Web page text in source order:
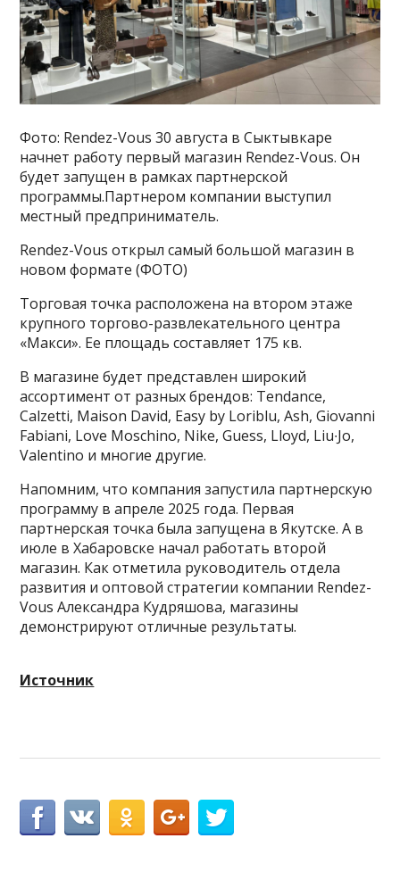
Фото: Rendez-Vous 30 августа в Сыктывкаре
начнет работу первый магазин Rendez-Vous. Он
будет запущен в рамках партнерской
программы.Партнером компании выступил
местный предприниматель.
Rendez-Vous открыл самый большой магазин в
новом формате (ФОТО)
Торговая точка расположена на втором этаже
крупного торгово-развлекательного центра
«Макси». Ее площадь составляет 175 кв.
В магазине будет представлен широкий
ассортимент от разных брендов: Tendance,
Calzetti, Maison David, Easy by Loriblu, Ash, Giovanni
Fabiani, Love Moschino, Nike, Guess, Lloyd, Liu∙Jo,
Valentino и многие другие.
Напомним, что компания запустила партнерскую
программу в апреле 2025 года. Первая
партнерская точка была запущена в Якутске. А в
июле в Хабаровске начал работать второй
магазин. Как отметила руководитель отдела
развития и оптовой стратегии компании Rendez-
Vous Александра Кудряшова, магазины
демонстрируют отличные результаты.
Источник